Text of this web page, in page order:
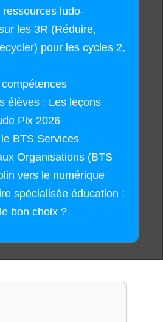
ludo-
les 3R (Réduire,
pour les cycles 2,
élèves : Les leçons
Pix 2026
BTS Services
Organisations (BTS
vers le numérique
spécialisée éducation :
bon choix ?